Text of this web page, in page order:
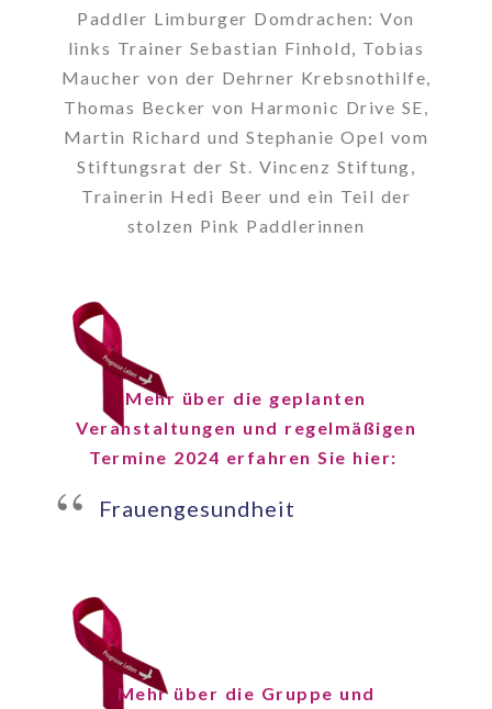
Paddler Limburger Domdrachen: Von
links Trainer Sebastian Finhold, Tobias
Maucher von der Dehrner Krebsnothilfe,
Thomas Becker von Harmonic Drive SE,
Martin Richard und Stephanie Opel vom
Stiftungsrat der St. Vincenz Stiftung,
Trainerin Hedi Beer und ein Teil der
stolzen Pink Paddlerinnen
Mehr über die geplanten
Veranstaltungen und regelmäßigen
Termine 2024 erfahren Sie hier:
Frauengesundheit
Mehr über die Gruppe und